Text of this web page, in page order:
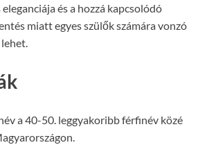
és a hozzá kapcsolódó
miatt egyes szülők számára vonzó
a 40-50. leggyakoribb férfinév közé